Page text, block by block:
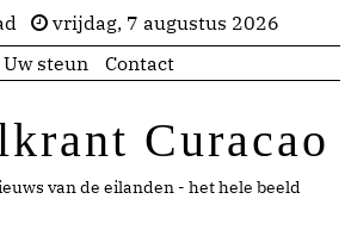
vrijdag, 7 augustus 2026
Uw steun Contact
Curacao
van de eilanden - het hele beeld